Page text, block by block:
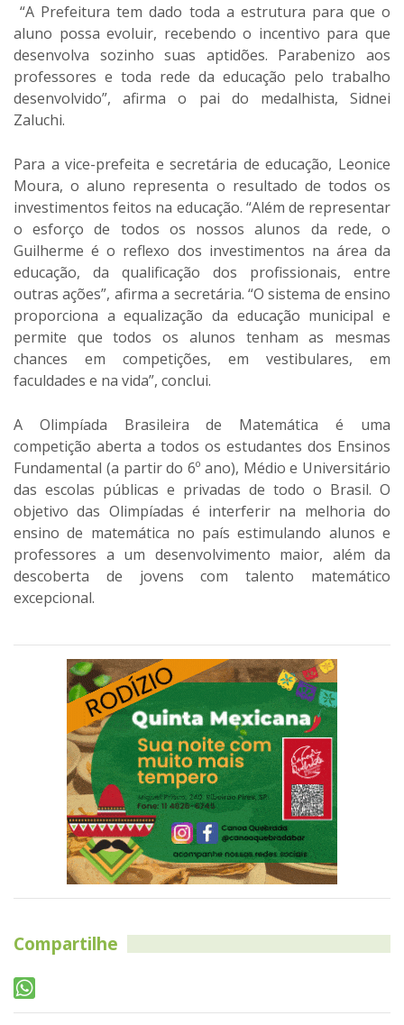
“A Prefeitura tem dado toda a estrutura para que o
aluno possa evoluir, recebendo o incentivo para que
desenvolva sozinho suas aptidões. Parabenizo aos
professores e toda rede da educação pelo trabalho
desenvolvido”, afirma o pai do medalhista, Sidnei
Zaluchi.
Para a vice-prefeita e secretária de educação, Leonice
Moura, o aluno representa o resultado de todos os
investimentos feitos na educação. “Além de representar
o esforço de todos os nossos alunos da rede, o
Guilherme é o reflexo dos investimentos na área da
educação, da qualificação dos profissionais, entre
outras ações”, afirma a secretária. “O sistema de ensino
proporciona a equalização da educação municipal e
permite que todos os alunos tenham as mesmas
chances em competições, em vestibulares, em
faculdades e na vida”, conclui.
A Olimpíada Brasileira de Matemática é uma
competição aberta a todos os estudantes dos Ensinos
Fundamental (a partir do 6º ano), Médio e Universitário
das escolas públicas e privadas de todo o Brasil. O
objetivo das Olimpíadas é interferir na melhoria do
ensino de matemática no país estimulando alunos e
professores a um desenvolvimento maior, além da
descoberta de jovens com talento matemático
excepcional.
Compartilhe